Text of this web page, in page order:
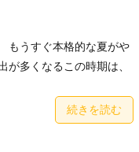
もうすぐ本格的な夏がや
多くなるこの時期は、
続きを読む